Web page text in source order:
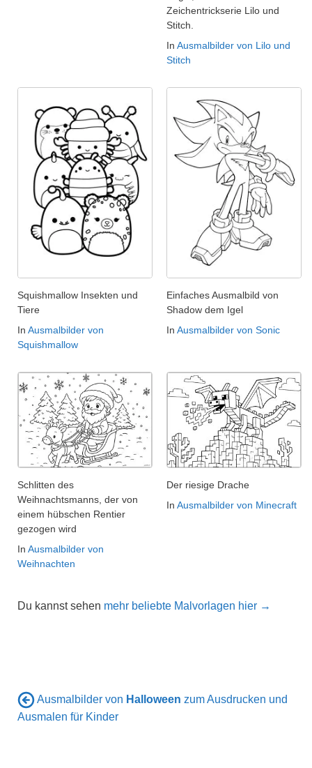
Zeichentrickserie Lilo und
Stitch.
In Ausmalbilder von Lilo und
Stitch
Squishmallow Insekten und
Tiere
In Ausmalbilder von
Squishmallow
Einfaches Ausmalbild von
Shadow dem Igel
In Ausmalbilder von Sonic
Schlitten des
Weihnachtsmanns, der von
einem hübschen Rentier
gezogen wird
In Ausmalbilder von
Weihnachten
Der riesige Drache
In Ausmalbilder von Minecraft
Du kannst sehen mehr beliebte Malvorlagen hier →
Ausmalbilder von Halloween zum Ausdrucken und
Ausmalen für Kinder